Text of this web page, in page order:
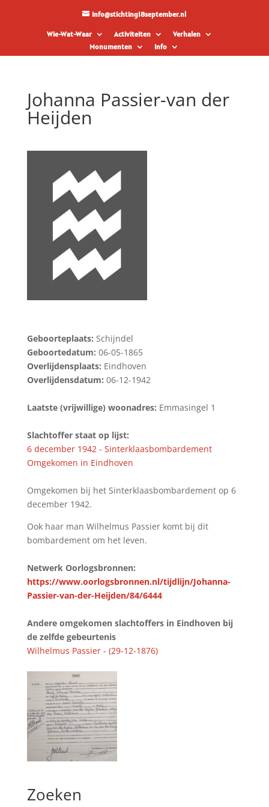
info@stichting18september.nl
Wie-Wat-Waar Activiteiten
Verhalen
Monumenten
Info
Johanna Passier-van der
Heijden
Geboorteplaats: Schijndel
Geboortedatum: 06-05-1865
Overlijdensplaats: Eindhoven
Overlijdensdatum: 06-12-1942
Laatste (vrijwillige) woonadres: Emmasingel 1
Slachtoffer staat op lijst:
6 december 1942 - Sinterklaasbombardement
Omgekomen in Eindhoven
Omgekomen bij het Sinterklaasbombardement op 6
december 1942.
Ook haar man Wilhelmus Passier komt bij dit
bombardement om het leven.
Netwerk Oorlogsbronnen:
https://www.oorlogsbronnen.nl/tijdlijn/Johanna-
Passier-van-der-Heijden/84/6444
Andere omgekomen slachtoffers in Eindhoven bij
de zelfde gebeurtenis
Wilhelmus Passier - (29-12-1876)
Zoeken